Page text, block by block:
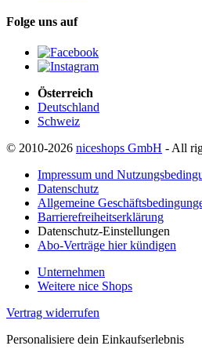
Folge uns auf
Österreich
Deutschland
Schweiz
© 2010-2026 niceshops GmbH - All
Impressum und
Datenschutz
Allgemeine
Barrierefreiheitserklärung
Datenschutz-Einstellungen
Abo-Verträge hier kündigen
Unternehmen
Weitere nice Shops
Vertrag widerrufen
Personalisiere dein Einkaufserlebnis